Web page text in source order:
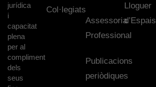
jurídica
i
capacitat
plena
per al
compliment
dels
seus
Col·legiats
Assessoria
Professional
Publicacions
periòdiques
Lloguer
d’Espais